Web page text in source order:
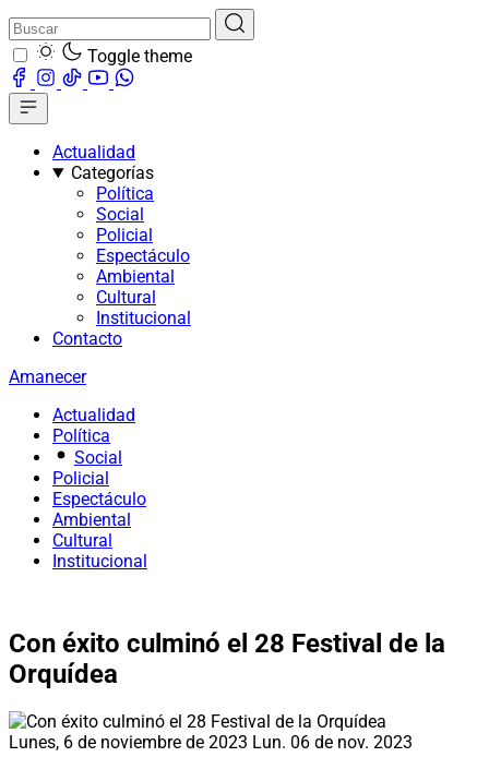
Toggle theme
Actualidad
Categorías
Política
Social
Policial
Espectáculo
Ambiental
Cultural
Institucional
Contacto
Amanecer
Actualidad
Política
Social
Policial
Espectáculo
Ambiental
Cultural
Institucional
Con éxito culminó el 28 Festival de la
Orquídea
Lunes, 6 de noviembre de 2023 Lun. 06 de nov. 2023